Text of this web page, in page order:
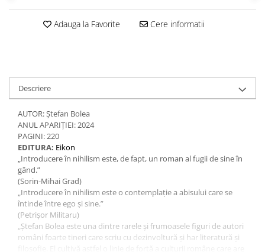
Adauga la Favorite Cere informatii
Descriere
AUTOR: Ştefan Bolea
ANUL APARIȚIEI: 2024
PAGINI: 220
EDITURA: Eikon
„Introducere în nihilism este, de fapt, un roman al fugii de sine în
gând.”
(Sorin-Mihai Grad)
„Introducere în nihilism este o contemplație a abisului care se
întinde între ego și sine.”
(Petrișor Militaru)
„Ștefan Bolea este una dintre rarele și frumoasele figuri de autori
români foarte tineri care scriu cu dezinvoltură și har literatură și